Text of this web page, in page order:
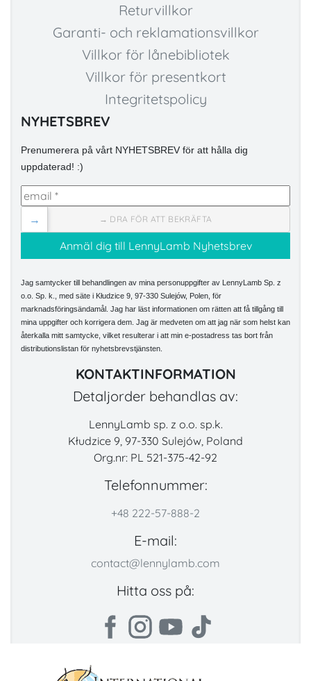
Returvillkor
Garanti- och reklamationsvillkor
Villkor för lånebibliotek
Villkor för presentkort
Integritetspolicy
NYHETSBREV
Prenumerera på vårt NYHETSBREV för att hålla dig
uppdaterad! :)
→ DRA FÖR ATT BEKRÄFTA
→
Jag samtycker till behandlingen av mina personuppgifter av LennyLamb Sp. z
o.o. Sp. k., med säte i Kłudzice 9, 97-330 Sulejów, Polen, för
marknadsföringsändamål. Jag har läst informationen om rätten att få tillgång till
mina uppgifter och korrigera dem. Jag är medveten om att jag när som helst kan
återkalla mitt samtycke, vilket resulterar i att min e-postadress tas bort från
distributionslistan för nyhetsbrevstjänsten.
KONTAKTINFORMATION
Detaljorder behandlas av:
LennyLamb sp. z o.o. sp.k.
Kłudzice 9, 97-330 Sulejów, Poland
Org.nr: PL 521-375-42-92
Telefonnummer:
+48 222-57-888-2
E-mail:
contact@lennylamb.com
Hitta oss på: